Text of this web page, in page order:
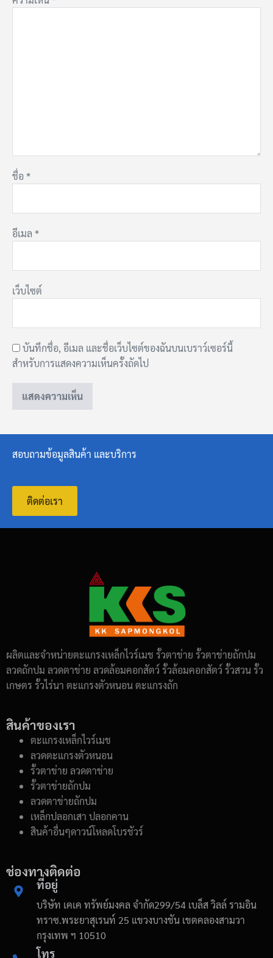
ชื่อ*
อีเมล *
เว็บไซต์
บันทึกชื่อ, อีเมล และชื่อเว็บไซต์ของฉันบนเบราว์เซอร์นี้
สำหรับการแสดงความเห็นครั้งถัดไป
สอบถามข้อมูลสินค้า และบริการ
ติดต่อเรา
ผลิตและจำหน่ายตะแกรงเหล็กไวร์เมช รั้วตาข่าย รั้วตาข่ายถักปม
ลวดถักปม ลวดตาข่าย ลวดล้อมคอกสัตว์ รั้วล้อมคอกสัตว์ รั้วสวน รั้ว
เกษตร รั้วไร่นา ตะแกรงตัวหนอน ตะแกรงถัก
สินค้าของเรา
ตะแกรงเหล็กไวร์เมช
ลวดตะแกรงตัวหนอน
รั้วตาข่าย ลวดตาข่าย
รั้วตาข่ายถักปม
ลวดตาข่ายถักปม
เหล็กปลอกเสา ปลอกคาน
สินค้าอื่นๆดาวน์โหลดโบรชัวร์
ช่องทางติดต่อ
ที่อยู่
บริษัท เคเค ทรัพย์มงคล จำกัด299/54 เบล็ส วิลล์ รามอิน
ทราซ.พระยาสุเรนท์ 25 แขวงบางชัน เขตคลองสามวา
กรุงเทพ ฯ 10510
โทร